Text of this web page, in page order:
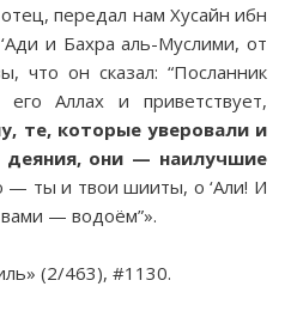
передал нам Хусайн ибн
и Бахра аль-Муслими, от
что он сказал: “Посланник
его Аллах и приветствует,
те, которые уверовали и
деяния, они — наилучшие
— ты и твои шииты, о ‘Али! И
— водоём”».
(2/463), #1130.